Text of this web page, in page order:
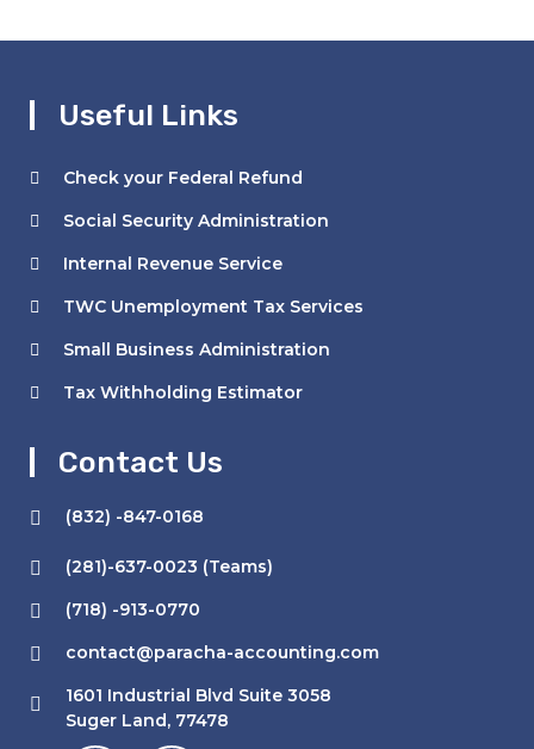
Useful Links
Check your Federal Refund
Social Security Administration
Internal Revenue Service
TWC Unemployment Tax Services
Small Business Administration
Tax Withholding Estimator
Contact Us
(832) -847-0168
(281)-637-0023 (Teams)
(718) -913-0770
contact@paracha-accounting.com
1601 Industrial Blvd Suite 3058
Suger Land, 77478